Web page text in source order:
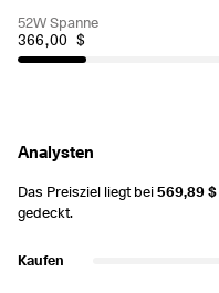
52W Spanne
366,00 $
Analysten
Das Preisziel liegt bei569,89 $
gedeckt.
Kaufen